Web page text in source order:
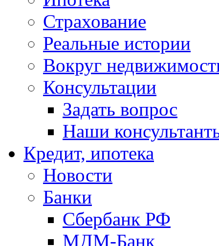
Страхование
Реальные истории
Вокруг
Консультации
Задать вопрос
Наши
Кредит, ипотека
Новости
Банки
Сбербанк РФ
МДМ-Банк